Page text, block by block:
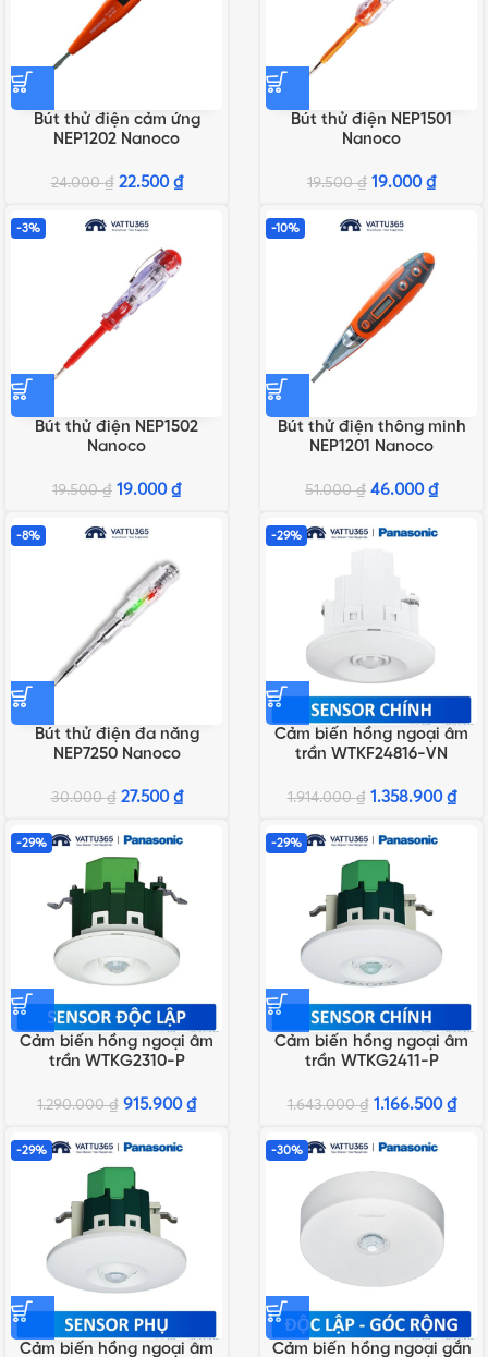
Bút thử điện cảm ứng
NEP1202 Nanoco
24.000₫ 22.500 ₫
Bút thử điện NEP1501
Nanoco
19.500₫ 19.000 ₫
-3%
Bút thử điện NEP1502
Nanoco
19.500₫ 19.000 ₫
-10%
Bút thử điện thông minh
NEP1201 Nanoco
51.000₫ 46.000 ₫
-8%
Bút thử điện đa năng
NEP7250 Nanoco
30.000₫ 27.500 ₫
-29%
Cảm biến hồng ngoại âm
trần WTKF24816-VN
1.914.000₫ 1.358.900 ₫
-29%
Cảm biến hồng ngoại âm
trần WTKG2310-P
1.290.000₫ 915.900 ₫
-29%
Cảm biến hồng ngoại âm
trần WTKG2411-P
1.643.000₫ 1.166.500 ₫
-29%
Cảm biến hồng ngoại âm
-30%
Cảm biến hồng ngoại gắn